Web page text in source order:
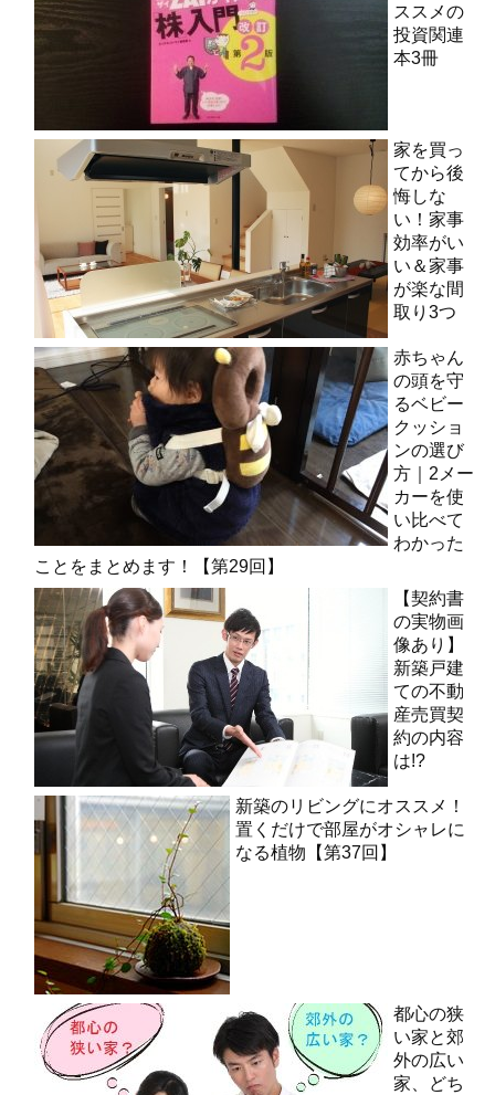
ススメの
投資関連
本3冊
家を買っ
てから後
悔しな
い！家事
効率がい
い＆家事
が楽な間
取り3つ
赤ちゃん
の頭を守
るベビー
クッショ
ンの選び
方｜2メー
カーを使
い比べて
わかった
ことをまとめます！【第29回】
【契約書
の実物画
像あり】
新築戸建
ての不動
産売買契
約の内容
は!?
新築のリビングにオススメ！
置くだけで部屋がオシャレに
なる植物【第37回】
都心の狭
い家と郊
外の広い
家、どち